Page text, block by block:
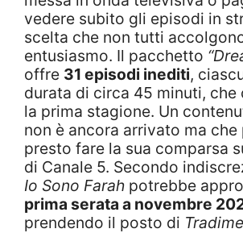
vedere subito gli episodi in
scelta che non tutti
entusiasmo. Il pacchetto
offre 31 episodi inediti,
durata di circa 45 minuti, che
la prima stagione. Un
non è ancora arrivato ma
presto fare la sua comparsa
di Canale 5. Secondo
Io Sono Farah potrebbe
prima serata a novembre
prendendo il posto di